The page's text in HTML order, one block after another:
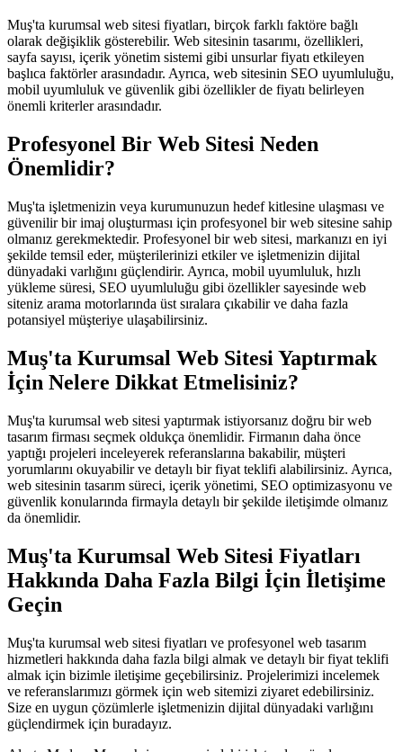
Muş'ta kurumsal web sitesi fiyatları, birçok farklı faktöre bağlı
olarak değişiklik gösterebilir. Web sitesinin tasarımı, özellikleri,
sayfa sayısı, içerik yönetim sistemi gibi unsurlar fiyatı etkileyen
başlıca faktörler arasındadır. Ayrıca, web sitesinin SEO uyumluluğu,
mobil uyumluluk ve güvenlik gibi özellikler de fiyatı belirleyen
önemli kriterler arasındadır.
Profesyonel Bir Web Sitesi Neden
Önemlidir?
Muş'ta işletmenizin veya kurumunuzun hedef kitlesine ulaşması ve
güvenilir bir imaj oluşturması için profesyonel bir web sitesine sahip
olmanız gerekmektedir. Profesyonel bir web sitesi, markanızı en iyi
şekilde temsil eder, müşterilerinizi etkiler ve işletmenizin dijital
dünyadaki varlığını güçlendirir. Ayrıca, mobil uyumluluk, hızlı
yükleme süresi, SEO uyumluluğu gibi özellikler sayesinde web
siteniz arama motorlarında üst sıralara çıkabilir ve daha fazla
potansiyel müşteriye ulaşabilirsiniz.
Muş'ta Kurumsal Web Sitesi Yaptırmak
İçin Nelere Dikkat Etmelisiniz?
Muş'ta kurumsal web sitesi yaptırmak istiyorsanız doğru bir web
tasarım firması seçmek oldukça önemlidir. Firmanın daha önce
yaptığı projeleri inceleyerek referanslarına bakabilir, müşteri
yorumlarını okuyabilir ve detaylı bir fiyat teklifi alabilirsiniz. Ayrıca,
web sitesinin tasarım süreci, içerik yönetimi, SEO optimizasyonu ve
güvenlik konularında firmayla detaylı bir şekilde iletişimde olmanız
da önemlidir.
Muş'ta Kurumsal Web Sitesi Fiyatları
Hakkında Daha Fazla Bilgi İçin İletişime
Geçin
Muş'ta kurumsal web sitesi fiyatları ve profesyonel web tasarım
hizmetleri hakkında daha fazla bilgi almak ve detaylı bir fiyat teklifi
almak için bizimle iletişime geçebilirsiniz. Projelerimizi incelemek
ve referanslarımızı görmek için web sitemizi ziyaret edebilirsiniz.
Size en uygun çözümlerle işletmenizin dijital dünyadaki varlığını
güçlendirmek için buradayız.